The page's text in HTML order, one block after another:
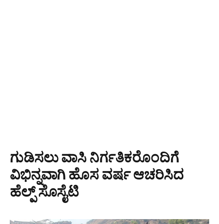
ಗುಡಿಸಲು ವಾಸಿ ನಿರ್ಗತಿಕರೊಂದಿಗೆ
ವಿಭಿನ್ನವಾಗಿ ಹೊಸ ವರ್ಷ ಆಚರಿಸಿದ
ಹೆಲ್ಪ್ ಸೊಸೈಟಿ